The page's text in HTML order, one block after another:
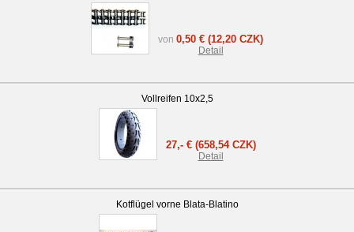
von 0,50 € (12,20 CZK)
Detail
Vollreifen 10x2,5
27,- € (658,54 CZK)
Detail
Kotflügel vorne Blata-Blatino